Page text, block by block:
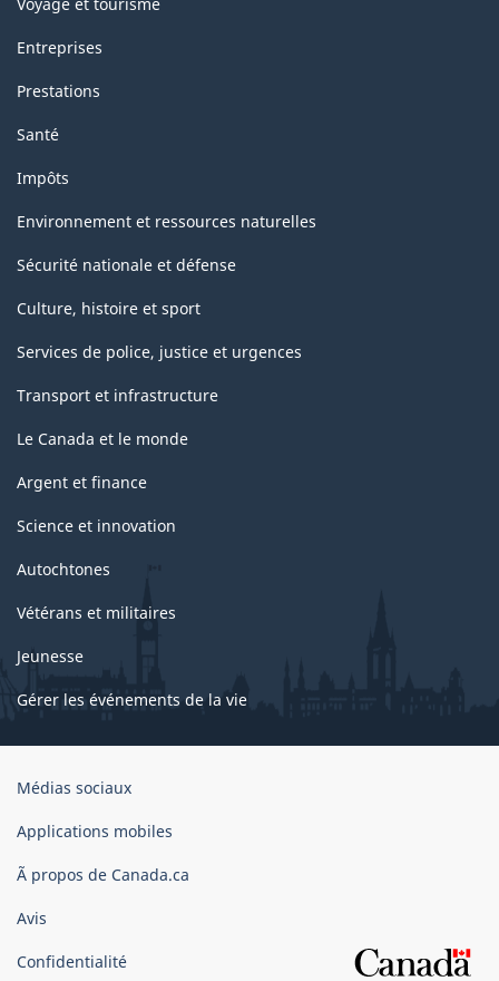
Entreprises
Prestations
Santé
Impôts
Environnement et ressources naturelles
Sécurité nationale et défense
Culture, histoire et sport
Services de police, justice et urgences
Transport et infrastructure
Le Canada et le monde
Argent et finance
Science et innovation
Autochtones
Vétérans et militaires
Jeunesse
Gérer les événements de la vie
Organisation
gouvernement
Canada
Médias sociaux
Applications mobiles
Ã propos de Canada.ca
Avis
Confidentialité